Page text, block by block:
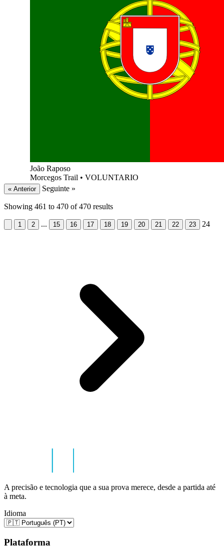
João Raposo
Morcegos Trail • VOLUNTARIO
« Anterior Seguinte »
Showing 461 to 470 of 470 results
1 2 ... 15 16 17 18 19 20 21 22 23 24
A precisão e tecnologia que a sua prova merece, desde a partida até
à meta.
Idioma
Plataforma